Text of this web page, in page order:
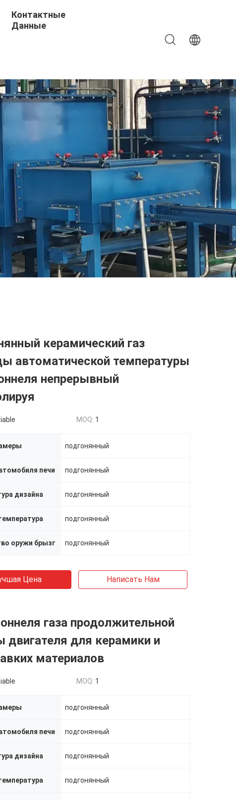
Контактные
Данные
керамический газ
автоматической температуры
непрерывный
MOQ: 1
подгонянный
печи подгонянный
дизайна подгонянный
подгонянный
оружи брызг подгонянный
Цена Написать Нам
газа продолжительной
двигателя для керамики и
материалов
MOQ: 1
подгонянный
печи подгонянный
дизайна подгонянный
подгонянный